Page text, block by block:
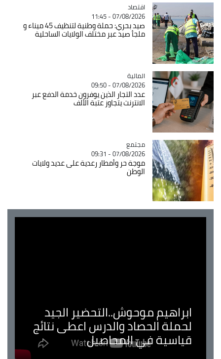
Catégorie
اقتصاد
07/08/2026 - 11:45
صيد بحري: حملة وطنية لتنظيف 45 ميناء و
ملجأ صيد عبر مختلف الولايات الساحلية
Catégorie
المالية
07/08/2026 - 09:50
عدد التجار الذين يوفرون خدمة الدفع عبر
الانترنت يتجاوز عتبة الألف
Catégorie
مجتمع
07/08/2026 - 09:31
موجة حر وأمطار رعدية على عديد ولايات
الوطن
ابراهيم موحوش..التحضير الجيد
لحملة الحصاد والدرس اعطى نتائج
قياسية في المحاصيل